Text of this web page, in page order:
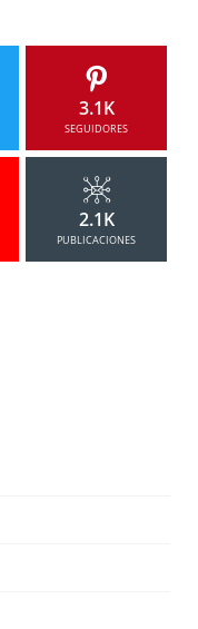
3.1K
SEGUIDORES
2.1K
PUBLICACIONES